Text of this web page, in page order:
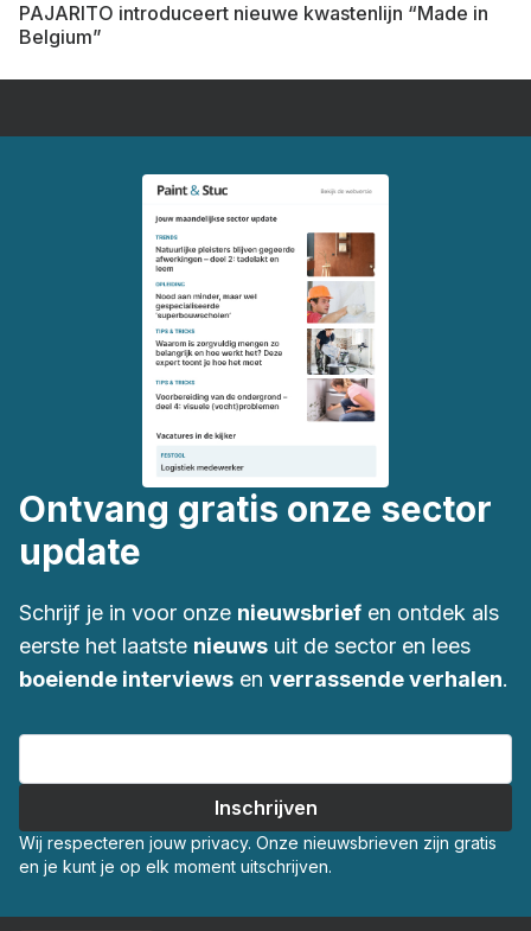
PAJARITO introduceert nieuwe kwastenlijn “Made in
Belgium”
Ontvang gratis onze sector
update
Schrijf je in voor onze nieuwsbrief en ontdek als
eerste het laatste nieuws uit de sector en lees
boeiende interviews en verrassende verhalen.
Wij respecteren jouw privacy. Onze nieuwsbrieven zijn gratis
en je kunt je op elk moment uitschrijven.